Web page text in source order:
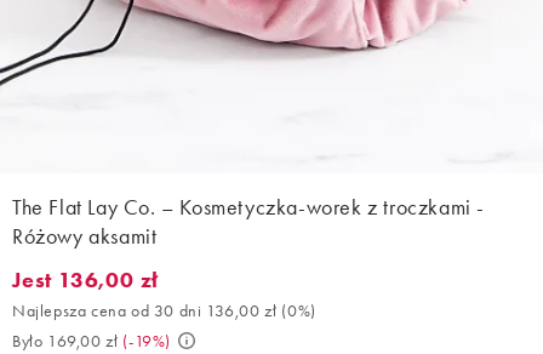
The Flat Lay Co. – Kosmetyczka-worek z troczkami -
Różowy aksamit
Jest 136,00 zł. Najlepsza cena od 30 dni 136,00 zł (0%). Było
Jest 136,00 zł
Najlepsza cena od 30 dni 136,00 zł (0%)
Było 169,00 zł (-19%)